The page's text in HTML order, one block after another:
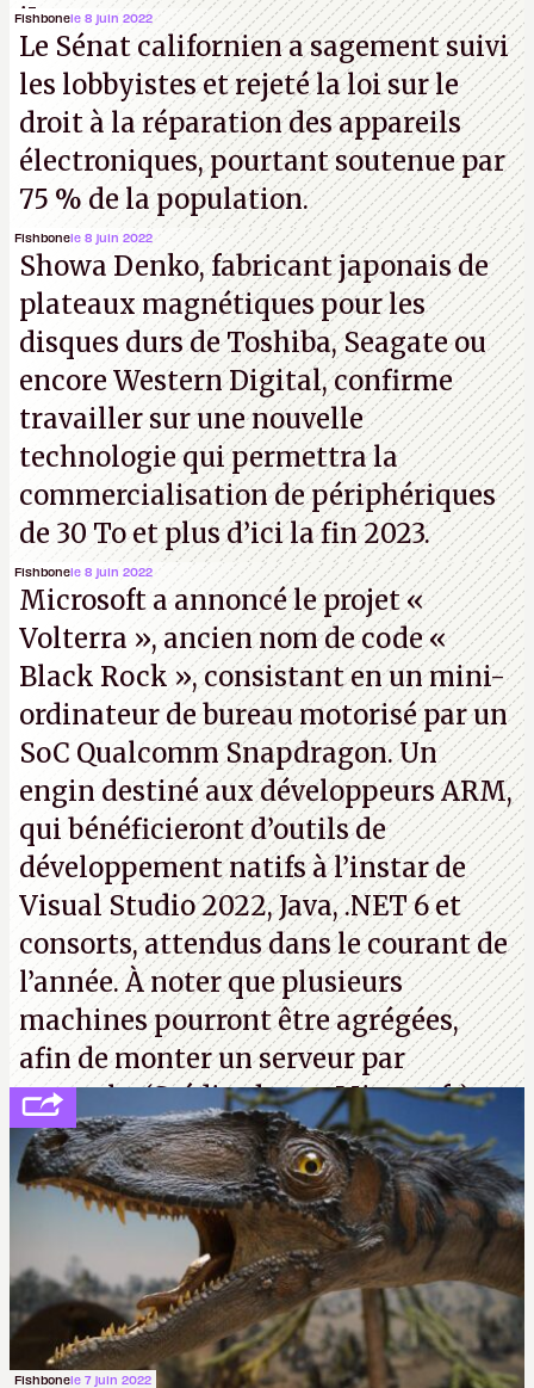
iJouasse.
Fishbonele 8 juin 2022
Le Sénat californien a sagement suivi
les lobbyistes et rejeté la loi sur le
droit à la réparation des appareils
électroniques, pourtant soutenue par
75 % de la population.
Fishbonele 8 juin 2022
Showa Denko, fabricant japonais de
plateaux magnétiques pour les
disques durs de Toshiba, Seagate ou
encore Western Digital, confirme
travailler sur une nouvelle
technologie qui permettra la
commercialisation de périphériques
de 30 To et plus d’ici la fin 2023.
Fishbonele 8 juin 2022
Microsoft a annoncé le projet «
Volterra », ancien nom de code «
Black Rock », consistant en un mini-
ordinateur de bureau motorisé par un
SoC Qualcomm Snapdragon. Un
engin destiné aux développeurs ARM,
qui bénéficieront d’outils de
développement natifs à l’instar de
Visual Studio 2022, Java, .NET 6 et
consorts, attendus dans le courant de
l’année. À noter que plusieurs
machines pourront être agrégées,
afin de monter un serveur par
exemple. (Crédit photo : Microsoft)
Fishbonele 7 juin 2022